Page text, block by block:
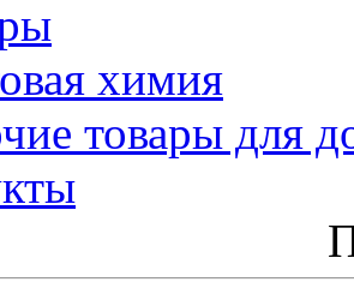
химия
товары для